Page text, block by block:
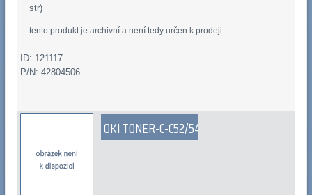
str)
tento produkt je archivní a není tedy určen k prodeji
ID: 121117
P/N: 42804506
OKI TONER-C-C52/54